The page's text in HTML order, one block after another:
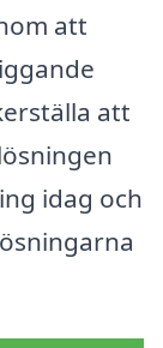
att
att
idag och